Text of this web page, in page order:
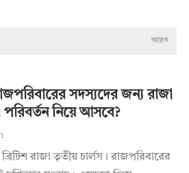
আরও
সদস্যদের জন্য রাজা
পরিবর্তন নিয়ে আসবে?
রাজা তৃতীয় চার্লস। রাজপরিবারের